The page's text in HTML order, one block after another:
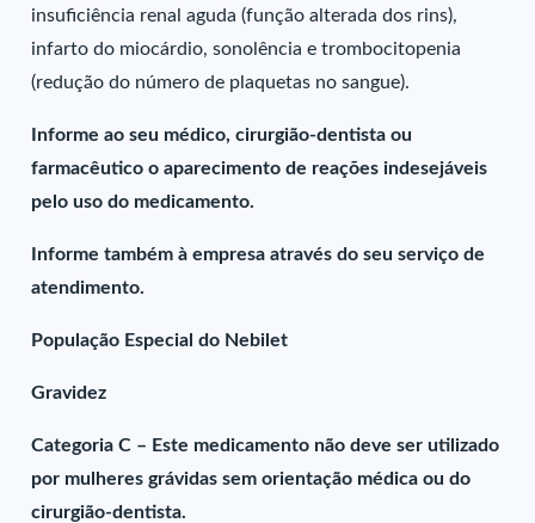
insuficiência renal aguda (função alterada dos rins),
infarto do miocárdio, sonolência e trombocitopenia
(redução do número de plaquetas no sangue).
Informe ao seu médico, cirurgião-dentista ou
farmacêutico o aparecimento de reações indesejáveis
pelo uso do medicamento.
Informe também à empresa através do seu serviço de
atendimento.
População Especial do Nebilet
Gravidez
Categoria C – Este medicamento não deve ser utilizado
por mulheres grávidas sem orientação médica ou do
cirurgião-dentista.